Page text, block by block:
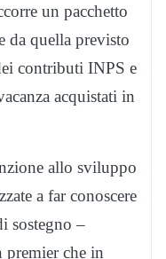
un pacchetto
da quella previsto
contributi INPS e
acquistati in
allo sviluppo
a far conoscere
sostegno –
premier che in